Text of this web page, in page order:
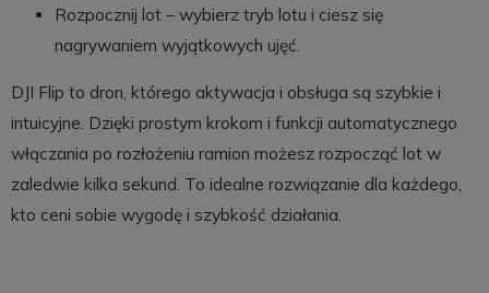
Rozpocznij lot – wybierz tryb lotu i ciesz się
nagrywaniem wyjątkowych ujęć.
DJI Flip to dron, którego aktywacja i obsługa są szybkie i
intuicyjne. Dzięki prostym krokom i funkcji automatycznego
włączania po rozłożeniu ramion możesz rozpocząć lot w
zaledwie kilka sekund. To idealne rozwiązanie dla każdego,
kto ceni sobie wygodę i szybkość działania.